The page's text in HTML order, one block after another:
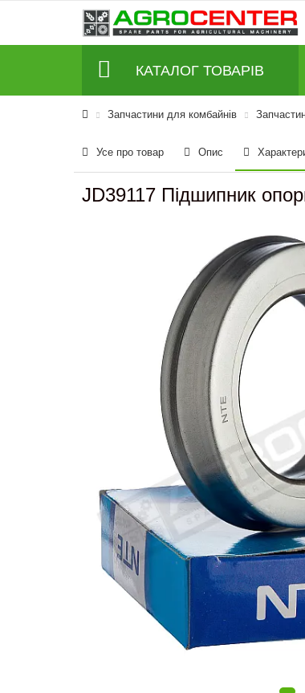
КАТАЛОГ ТОВАРІВ
Запчастини для комбайнів
Усе про товар Опис
JD39117 Підшипник